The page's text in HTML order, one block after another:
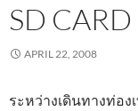
SD
APRIL 22, 2008
ระหว่างเดินทางท่อ